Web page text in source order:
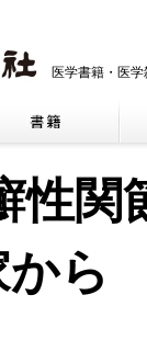
医学書籍・医
性
ら